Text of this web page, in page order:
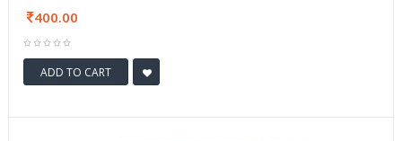
400.00
ADD TO CART